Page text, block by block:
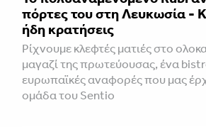
πόρτες του στη Λευκωσία -
ήδη κρατήσεις
Ρίχνουμε κλεφτές ματιές στο
μαγαζί της πρωτεύουσας, ένα
ευρωπαϊκές αναφορές που μας
ομάδα του Sentio